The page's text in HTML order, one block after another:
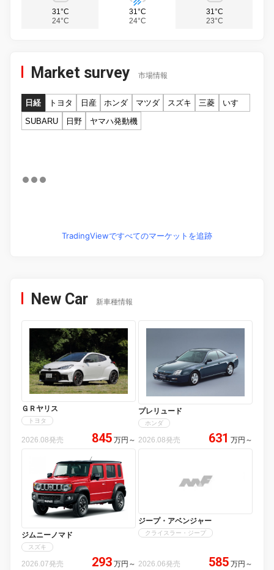
31°C
24°C
31°C
24°C
31°C
23°C
Market survey 市場情報
日経 トヨタ 日産 ホンダ マツダ スズキ 三菱
いすゞ
SUBARU
日野 ヤマハ発動機
TradingViewですべてのマーケットを追跡
New Car 新車種情報
ＧＲヤリス
トヨタ
2026.08発売 845 万円 ～
プレリュード
ホンダ
2026.08発売 631 万円 ～
ジムニーノマド
スズキ
2026.07発売 293 万円 ～
ジープ・アベンジャー
クライスラー・ジープ
2026.06発売 585 万円 ～